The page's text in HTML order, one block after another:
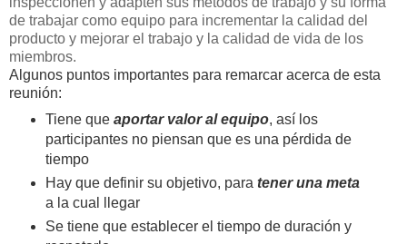
de trabajar como equipo para incrementar la calidad del
producto y mejorar el trabajo y la calidad de vida de los
miembros.
Algunos puntos importantes para remarcar acerca de esta
reunión:
Tiene que aportar valor al equipo, así los
participantes no piensan que es una pérdida de
tiempo
Hay que definir su objetivo, para tener una meta
a la cual llegar
Se tiene que establecer el tiempo de duración y